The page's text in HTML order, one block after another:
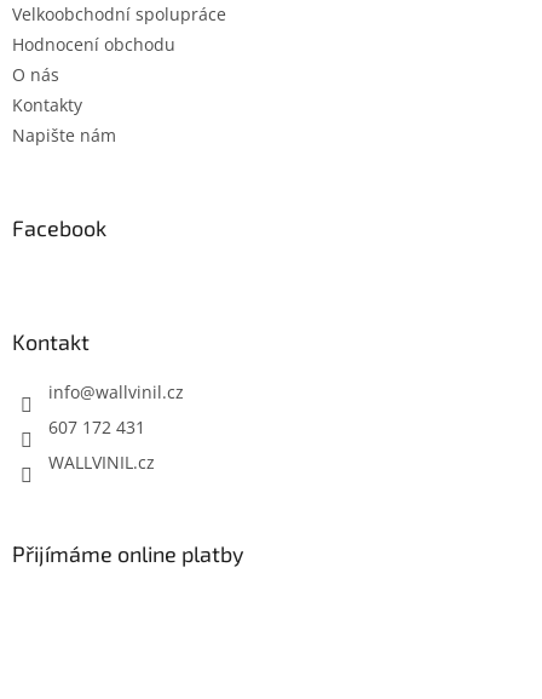
Velkoobchodní spolupráce
Hodnocení obchodu
O nás
Kontakty
Napište nám
Facebook
Kontakt
info@wallvinil.cz
607 172 431
WALLVINIL.cz
Přijímáme online platby